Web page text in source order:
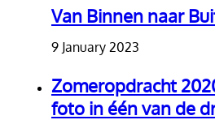
Van Binnen naar
9 January 2023
Zomeropdracht
foto in één van de